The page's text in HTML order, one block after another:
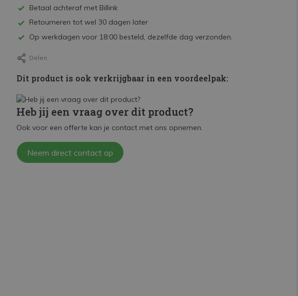
Betaal achteraf met Billink
Retourneren tot wel 30 dagen later
Op werkdagen voor 18:00 besteld, dezelfde dag verzonden.
Delen
Dit product is ook verkrijgbaar in een voordeelpak:
Heb jij een vraag over dit product?
Ook voor een offerte kan je contact met ons opnemen.
Neem direct contact op